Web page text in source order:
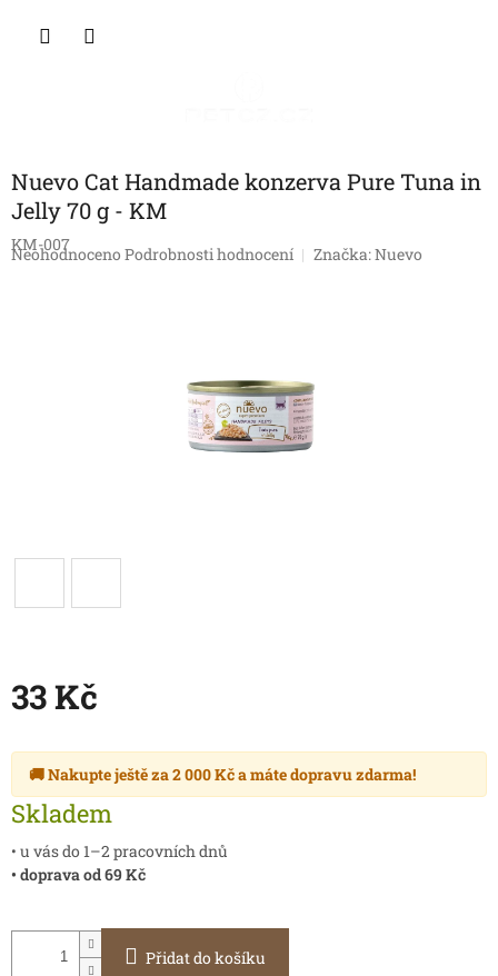
Nuevo Cat Handmade konzerva Pure Tuna in
Jelly 70 g - KM
KM-007
Průměrné
Neohodnoceno Podrobnosti hodnocení Značka:Nuevo
33 Kč
cena:
🚚 Nakupte ještě za2 000 Kča mátedopravu zdarma!
Skladem
• u vás do 1–2 pracovních dnů
• doprava od 69 Kč
Přidat do košíku